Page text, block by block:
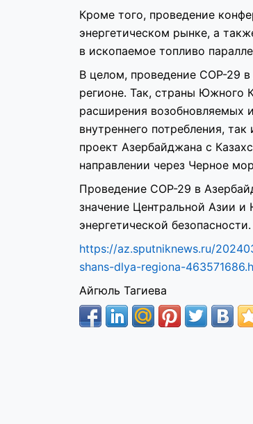
Кроме того, проведение
энергетическом рынке, а
в ископаемое топливо
В целом, проведение СОР-29 в
регионе. Так, страны Южного
расширения возобновляемых
внутреннего потребления,
проект Азербайджана с
направлении через Черное
Проведение СОР-29 в
значение Центральной Азии
энергетической безопасности.
https://az.sputniknews.ru/
shans-dlya-regiona-
Айгюль Тагиева